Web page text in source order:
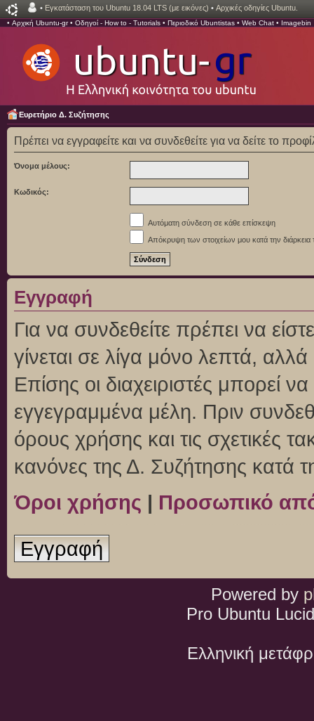
• Εγκατάσταση του Ubuntu 18.04 LTS (με εικόνες) • Αρχικές οδηγίες Ubuntu.
• Αρχική Ubuntu-gr• Οδηγοί - How to - Tutorials • Περιοδικό Ubuntistas • Web Chat • Imagebin
Ευρετήριο Δ. Συζήτησης
Πρέπει να εγγραφείτε και να συνδεθείτε για να δείτε το
Όνομα μέλους:
Κωδικός:
Αυτόματη σύνδεση σε κάθε επίσκεψη
Απόκρυψη των στοιχείων μου κατά την διάρκεια
Εγγραφή
Για να συνδεθείτε πρέπει να
γίνεται σε λίγα μόνο λεπτά,
Επίσης οι διαχειριστές μπορεί
εγγεγραμμένα μέλη. Πριν
όρους χρήσης και τις σχετικές
κανόνες της Δ. Συζήτησης κατά
Όροι χρήσης | Προσωπικό
Εγγραφή
Powered by
Pro Ubuntu
Ελληνική